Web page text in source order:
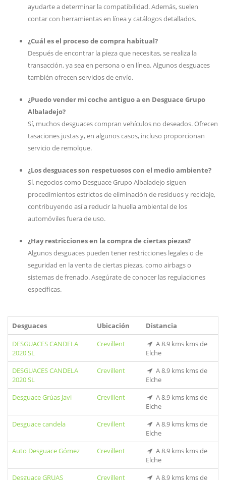
ayudarte a determinar la compatibilidad. Además, suelen
contar con herramientas en línea y catálogos detallados.
¿Cuál es el proceso de compra habitual?
Después de encontrar la pieza que necesitas, se realiza la
transacción, ya sea en persona o en línea. Algunos desguaces
también ofrecen servicios de envío.
¿Puedo vender mi coche antiguo a en Desguace Grupo
Albaladejo?
Sí, muchos desguaces compran vehículos no deseados. Ofrecen
tasaciones justas y, en algunos casos, incluso proporcionan
servicio de remolque.
¿Los desguaces son respetuosos con el medio ambiente?
Sí, negocios como Desguace Grupo Albaladejo siguen
procedimientos estrictos de eliminación de residuos y reciclaje,
contribuyendo así a reducir la huella ambiental de los
automóviles fuera de uso.
¿Hay restricciones en la compra de ciertas piezas?
Algunos desguaces pueden tener restricciones legales o de
seguridad en la venta de ciertas piezas, como airbags o
sistemas de frenado. Asegúrate de conocer las regulaciones
específicas.
Desguaces Ubicación
Distancia
DESGUACES CANDELA
2020 SL
Crevillent
A 8.9 kms kms de
Elche
DESGUACES CANDELA
2020 SL
Crevillent
A 8.9 kms kms de
Elche
Desguace Grúas Javi
Crevillent
A 8.9 kms kms de
Elche
Desguace candela
Crevillent
A 8.9 kms kms de
Elche
Auto Desguace Gómez
Crevillent
A 8.9 kms kms de
Elche
Desguace GRUAS
Crevillent
A 8.9 kms kms de